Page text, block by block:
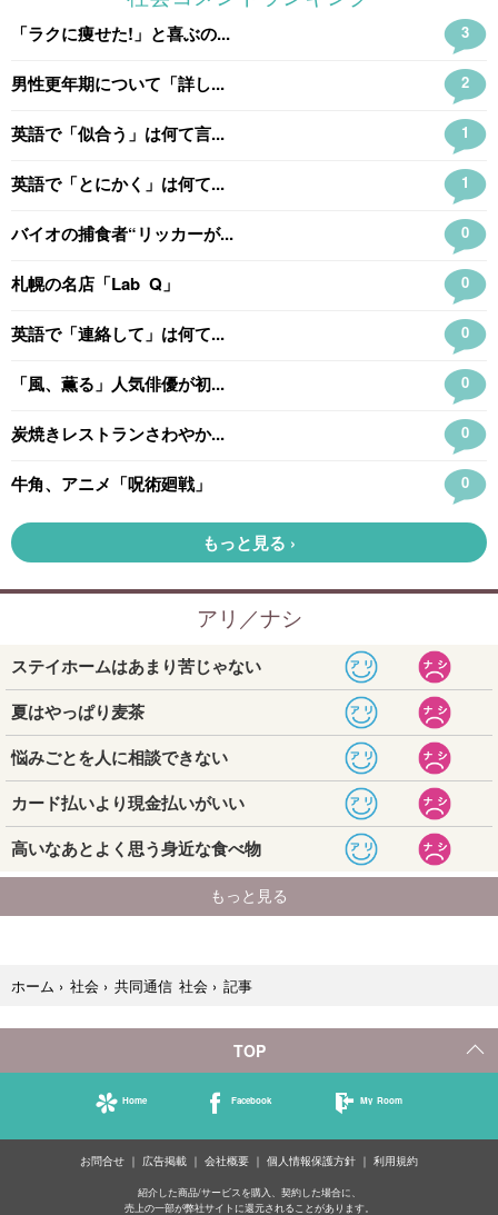
ホーム › 社会 › 共同通信 社会 › 記事
TOP
Home Facebook My Room
お問合せ 広告掲載 会社概要 個人情報保護方針 利用規約
紹介した商品/サービスを購入、契約した場合に、
売上の一部が弊社サイトに還元されることがあります。